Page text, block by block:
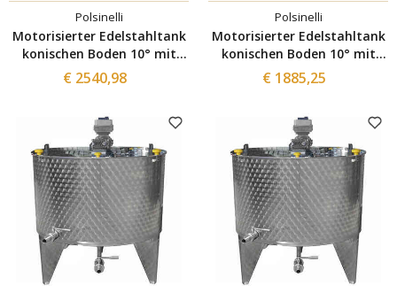
Polsinelli
Motorisierter Edelstahltank
konischen Boden 10° mit
Inverter 1000 L
€ 2540,98
Polsinelli
Motorisierter Edelstahltank
konischen Boden 10° mit
Inverter 500 L
€ 1885,25